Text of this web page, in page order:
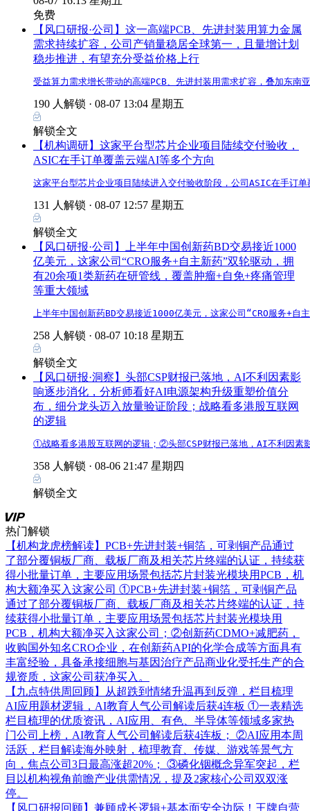
免费
【风口研报·公司】这一高端PCB、先进封装用算力金属
需求持续扩容，公司产销量稳居全球第一，且量增计划
稳步推进，有望充分受益价格上行
受益算力需求增长带动的高端PCB、先进封装用需求扩容，叠加东
190 人解锁 · 08-07 13:04 星期五
解锁全文
【机构调研】这家平台型芯片企业项目陆续交付验收，
ASIC在手订单覆盖云端AI等多个方向
这家平台型芯片企业项目陆续进入交付验收阶段，公司ASIC在手订
131 人解锁 · 08-07 12:57 星期五
解锁全文
【风口研报·公司】上半年中国创新药BD交易接近1000
亿美元，这家公司“CRO服务+自主新药”双轮驱动，拥
有20余项1类新药在研管线，覆盖肿瘤+自免+疼痛管理
等重大领域
上半年中国创新药BD交易接近1000亿美元，这家公司“CRO服务+
258 人解锁 · 08-07 10:18 星期五
解锁全文
【风口研报·洞察】头部CSP财报已落地，AI不利因素影
响逐步消化，分析师看好AI电源架构升级重塑价值分
布，细分龙头迈入放量验证阶段；战略看多港股互联网
的逻辑
①战略看多港股互联网的逻辑；②头部CSP财报已落地，AI不利因素
358 人解锁 · 08-06 21:47 星期四
解锁全文
热门解锁
【机构龙虎榜解读】PCB+先进封装+铜箔，可剥铜产品通过
了部分覆铜板厂商、载板厂商及相关芯片终端的认证，持续获
得小批量订单，主要应用场景包括芯片封装光模块用PCB，机
构大额净买入这家公司 ①PCB+先进封装+铜箔，可剥铜产品
通过了部分覆铜板厂商、载板厂商及相关芯片终端的认证，持
续获得小批量订单，主要应用场景包括芯片封装光模块用
PCB，机构大额净买入这家公司；②创新药CDMO+减肥药，
收购国外知名CRO企业，在创新药API的化学合成等方面具有
丰富经验，具备承接细胞与基因治疗产品商业化受托生产的合
规资质，这家公司获净买入。
【九点特供周回顾】从超跌到情绪升温再到反弹，栏目梳理
AI应用题材逻辑，AI教育人气公司解读后获4连板 ①一表精选
栏目梳理的优质资讯，AI应用、有色、半导体等领域多家热
门公司上榜，AI教育人气公司解读后获4连板； ②AI应用本周
活跃，栏目解读海外映射，梳理教育、传媒、游戏等景气方
向，焦点公司3日最高涨超20%； ③磷化铟概念异军突起，栏
目以机构视角前瞻产业供需情况，提及2家核心公司双双涨
停。
【风口研报回顾】兼顾成长逻辑+基本面安全边际！王牌自营